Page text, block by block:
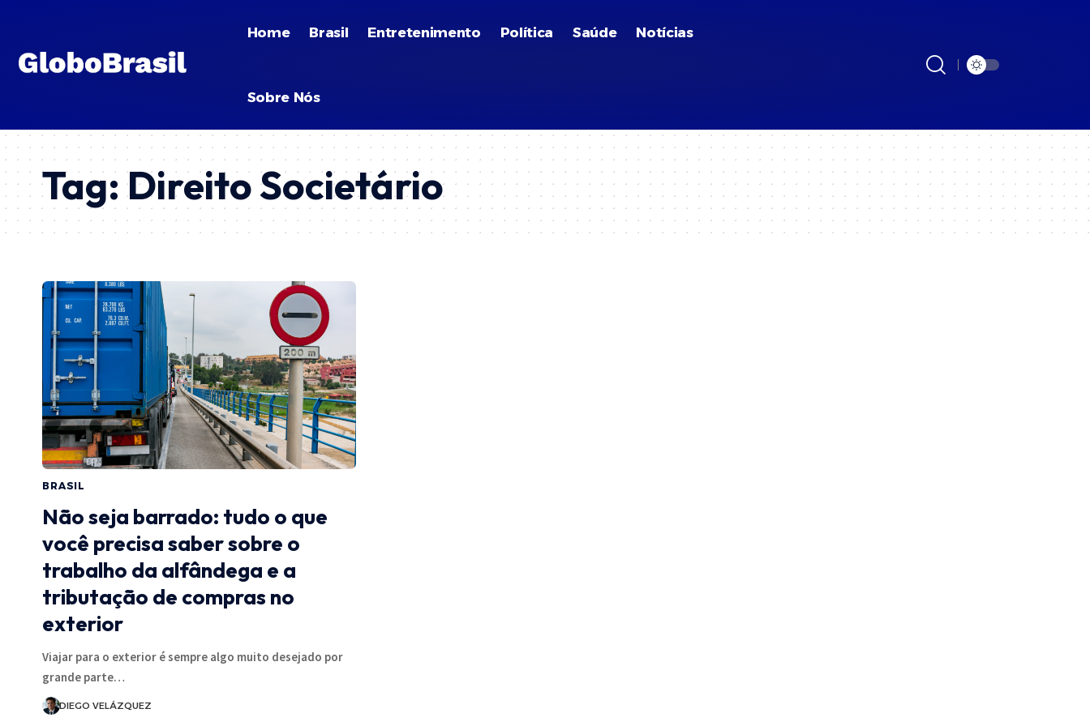
Home Brasil Entretenimento Política Saúde Notícias
Sobre Nós
Tag:Direito Societário
BRASIL
Não seja barrado: tudo o que
você precisa saber sobre o
trabalho da alfândega e a
tributação de compras no
exterior
Viajar para o exterior é sempre algo muito desejado por
grande parte…
DIEGO VELÁZQUEZ